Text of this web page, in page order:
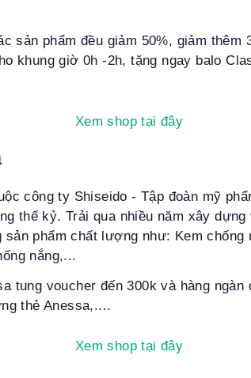
sản phẩm đều giảm 50%, giảm thêm
khung giờ 0h -2h, tặng ngay balo
Xem shop tại đây
công ty Shiseido - Tập đoàn mỹ
thế kỷ. Trải qua nhiều năm xây
sản phẩm chất lượng như: Kem chống
nắng,...
tung voucher đến 300k và hàng
thẻ Anessa,....
Xem shop tại đây